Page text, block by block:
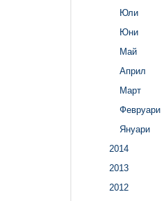
Юли
Юни
Май
Април
Март
Февруари
Януари
2014
2013
2012